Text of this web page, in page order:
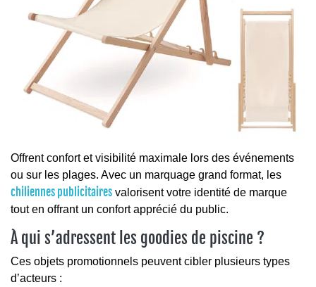
Offrent confort et visibilité maximale lors des événements
ou sur les plages. Avec un marquage grand format, les
chiliennes publicitaires valorisent votre identité de marque
tout en offrant un confort apprécié du public.
À qui s’adressent les goodies de piscine ?
Ces objets promotionnels peuvent cibler plusieurs types
d’acteurs :